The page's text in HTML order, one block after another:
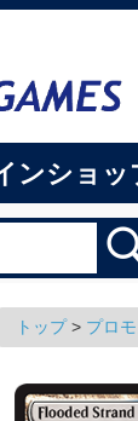
ンショッ
トップ> プロ